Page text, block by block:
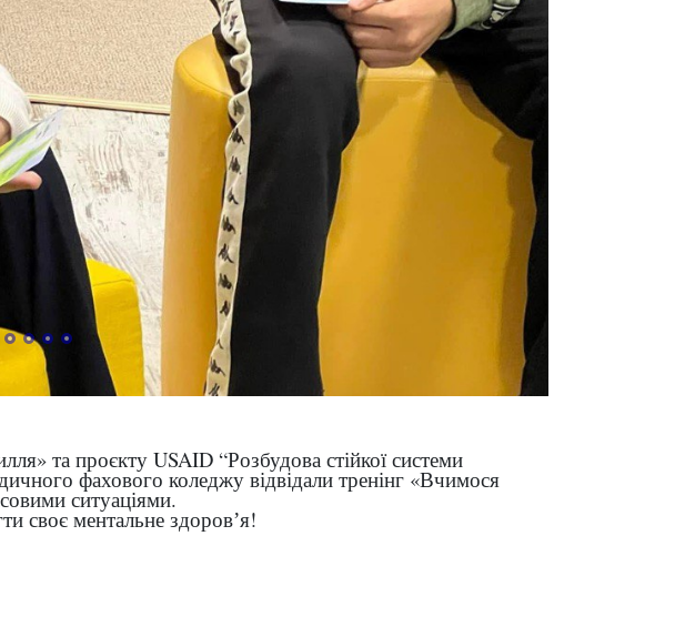
та проєкту USAID “Розбудова стійкої системи
фахового коледжу відвідали тренінг «Вчимося
ситуаціями.
своє ментальне здоровʼя!